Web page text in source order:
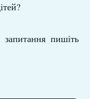
пишіть